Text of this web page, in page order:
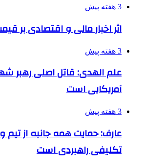
3 هفته پیش
اثر اخبار مالی و اقتصادی بر
3 هفته پیش
علم الهدی: قاتل اصلی رهبر
آمریکایی است
3 هفته پیش
عارف: حمایت همه جانبه از تیم
تکلیفی راهبردی است